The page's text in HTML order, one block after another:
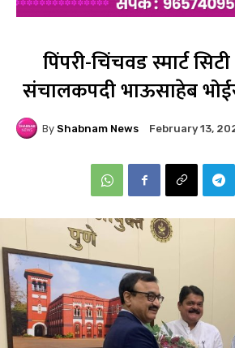
पिंपरी-चिंचवड स्मार्ट
संचालकपदी भाऊसाहेब
By Shabnam News February 13,